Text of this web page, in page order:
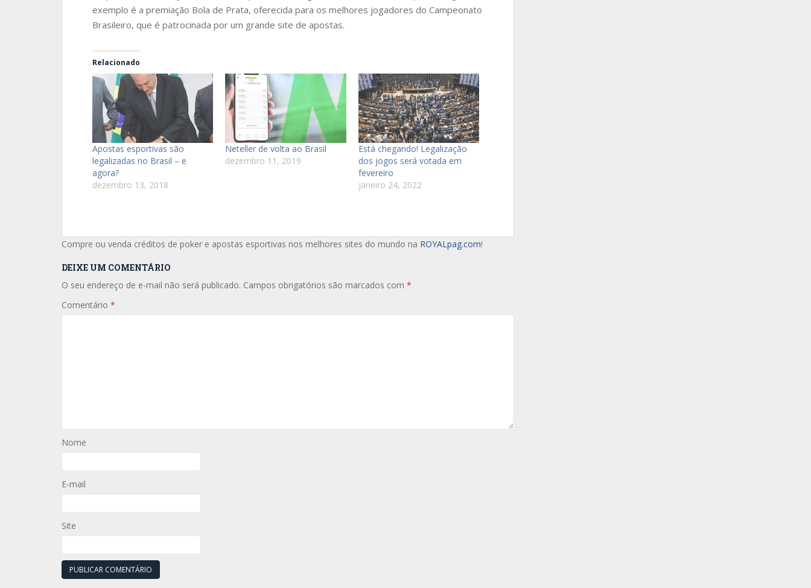
exemplo é a premiação Bola de Prata, oferecida para os melhores jogadores do Campeonato
Brasileiro, que é patrocinada por um grande site de apostas.
Relacionado
Apostas esportivas são
legalizadas no Brasil – e
agora?
dezembro 13, 2018
Neteller de volta ao Brasil
dezembro 11, 2019
Está chegando! Legalização
dos jogos será votada em
fevereiro
janeiro 24, 2022
Compre ou venda créditos de poker e apostas esportivas nos melhores sites do mundo na ROYALpag.com!
DEIXE UM COMENTÁRIO
O seu endereço de e-mail não será publicado. Campos obrigatórios são marcados com *
Comentário *
Nome
E-mail
Site